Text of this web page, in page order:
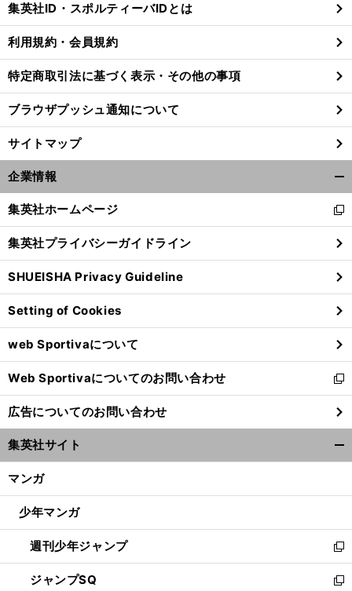
る
集英社ID・スポルティーバIDとは
利用規約・会員規約
特定商取引法に基づく表示・その他の事項
ブラウザプッシュ通知について
サイトマップ
企業情報
閉
る
集英社ホームページ
新
し
い
ウ
ィ
ン
ド
ウ
で
開
く
集英社プライバシーガイドライン
SHUEISHA Privacy Guideline
Setting of Cookies
web Sportivaについて
Web Sportivaについてのお問い合わせ
新
し
い
ウ
ィ
ン
ウ
開
く
広告についてのお問い合わせ
集英社サイト
マンガ
少年マンガ
週刊少年ジャンプ
新
し
い
ジャンプSQ
新